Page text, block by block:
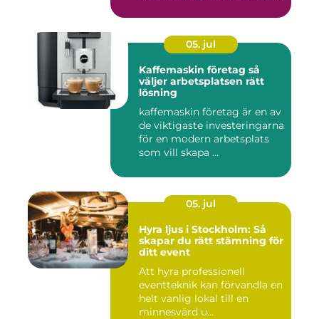
05. jul
Kaffemaskin företag så
väljer arbetsplatsen rätt
lösning
kaffemaskin företag är en av
de viktigaste investeringarna
för en modern arbetsplats
som vill skapa ...
05. jul
Hyra ljus i Stockholm: Så
skapar du rätt stämning för
ditt event
Att hyra professionell
eventteknik kan förvandla en
helt vanlig lokal till en
minnesvärd u...